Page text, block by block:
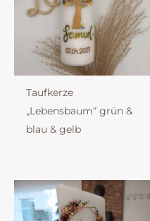
Taufkerze
„Lebensbaum“ grün &
blau & gelb